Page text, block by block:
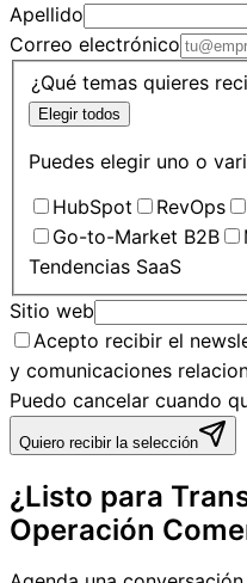
Apellido
Correo electrónico
¿Qué temas quieres
Elegir todos
Puedes elegir uno o
HubSpot
RevOps
Go-to-Market B2B
Tendencias SaaS
Sitio web
Acepto recibir el
y comunicaciones
Puedo cancelar cuando
Quiero recibir la selección
¿Listo para
Operación